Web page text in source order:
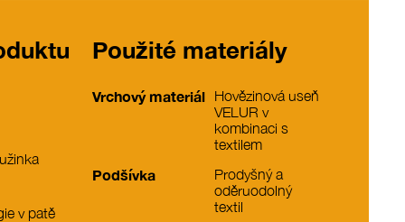
v patě
Použité materiály
Vrchový materiál
Hovězinová useň
VELUR v
kombinaci s
textilem
Podšívka
Prodyšný a
oděruodolný
textil